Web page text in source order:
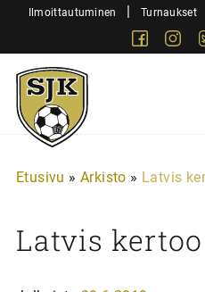
SiirryIlmoittautuminen | Turnaukset
Sjk-
Juniorit
Etusivu » Arkisto » Latvis
Latvis